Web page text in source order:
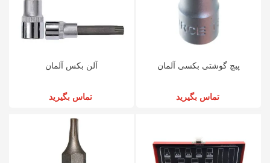
آلن بکس آلمان
تماس بگیرید
پبچ گوشتی بکسی آلمان
تماس بگیرید